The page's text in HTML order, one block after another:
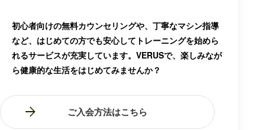
初心者向けの無料カウンセリングや、丁寧なマシン指導
など、はじめての方でも安心してトレーニングを始めら
れるサービスが充実しています。VERUSで、楽しみなが
ら健康的な生活をはじめてみませんか？
ご入会方法はこちら